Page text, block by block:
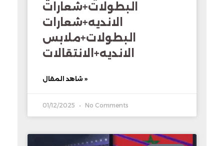
البطولات+شعارات
الانديه+شعارات
البطولات+ملابس
الانديه+الانتقالات
شاهد المقال »
01/12/2025 No Comments